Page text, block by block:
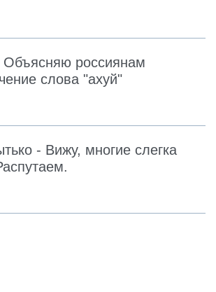
россиянам
слова "ахуй"
- Вижу, многие слегка